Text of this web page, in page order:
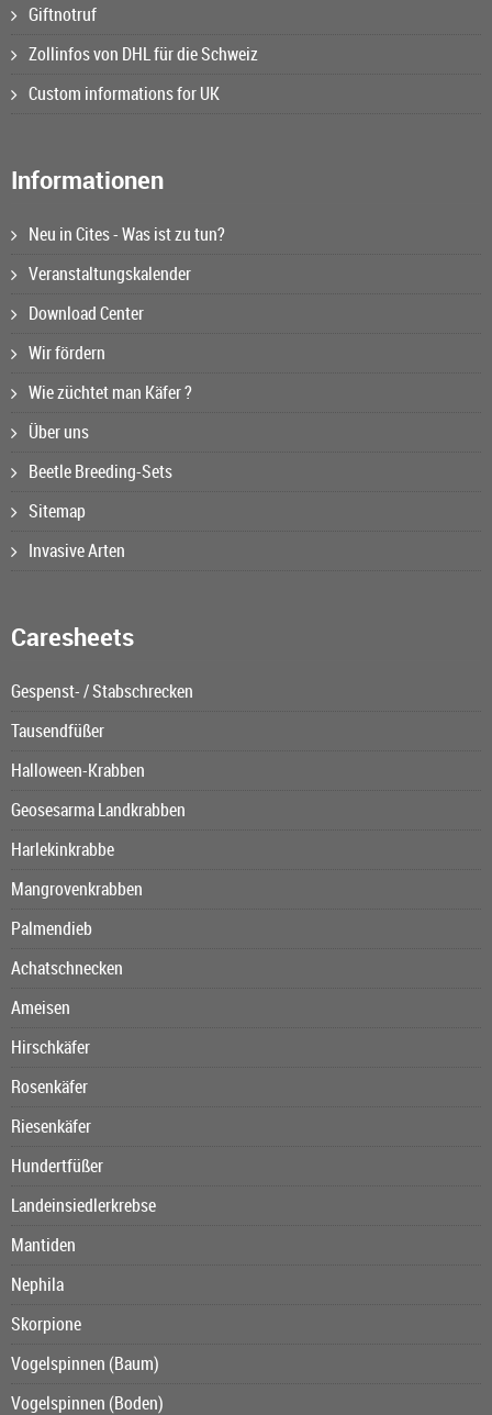
Giftnotruf
Zollinfos von DHL für die Schweiz
Custom informations for UK
Informationen
Neu in Cites - Was ist zu tun?
Veranstaltungskalender
Download Center
Wir fördern
Wie züchtet man Käfer ?
Über uns
Beetle Breeding-Sets
Sitemap
Invasive Arten
Caresheets
Gespenst- / Stabschrecken
Tausendfüßer
Halloween-Krabben
Geosesarma Landkrabben
Harlekinkrabbe
Mangrovenkrabben
Palmendieb
Achatschnecken
Ameisen
Hirschkäfer
Rosenkäfer
Riesenkäfer
Hundertfüßer
Landeinsiedlerkrebse
Mantiden
Nephila
Skorpione
Vogelspinnen (Baum)
Vogelspinnen (Boden)